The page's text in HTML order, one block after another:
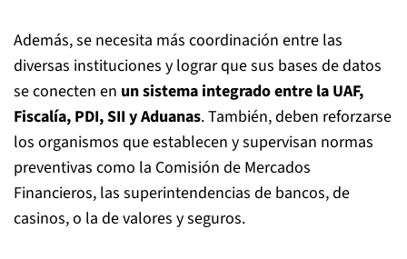
Además, se necesita más coordinación entre las
diversas instituciones y lograr que sus bases de datos
se conecten en un sistema integrado entre la UAF,
Fiscalía, PDI, SII y Aduanas. También, deben reforzarse
los organismos que establecen y supervisan normas
preventivas como la Comisión de Mercados
Financieros, las superintendencias de bancos, de
casinos, o la de valores y seguros.